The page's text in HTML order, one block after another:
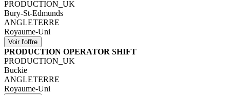
PRODUCTION_UK
Bury-St-Edmunds
ANGLETERRE
Royaume-Uni
PRODUCTION OPERATOR SHIFT
PRODUCTION_UK
Buckie
ANGLETERRE
Royaume-Uni